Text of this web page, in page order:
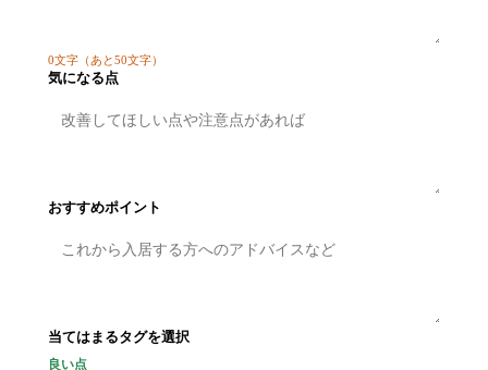
0文字 （あと50文字）
気になる点
おすすめポイント
当てはまるタグを選択
良い点